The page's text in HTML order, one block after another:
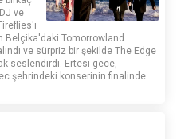
ve
Belçika'daki Tomorrowland
​​ve sürpriz bir şekilde The Edge
seslendirdi. Ertesi gece,
şehrindeki konserinin finalinde